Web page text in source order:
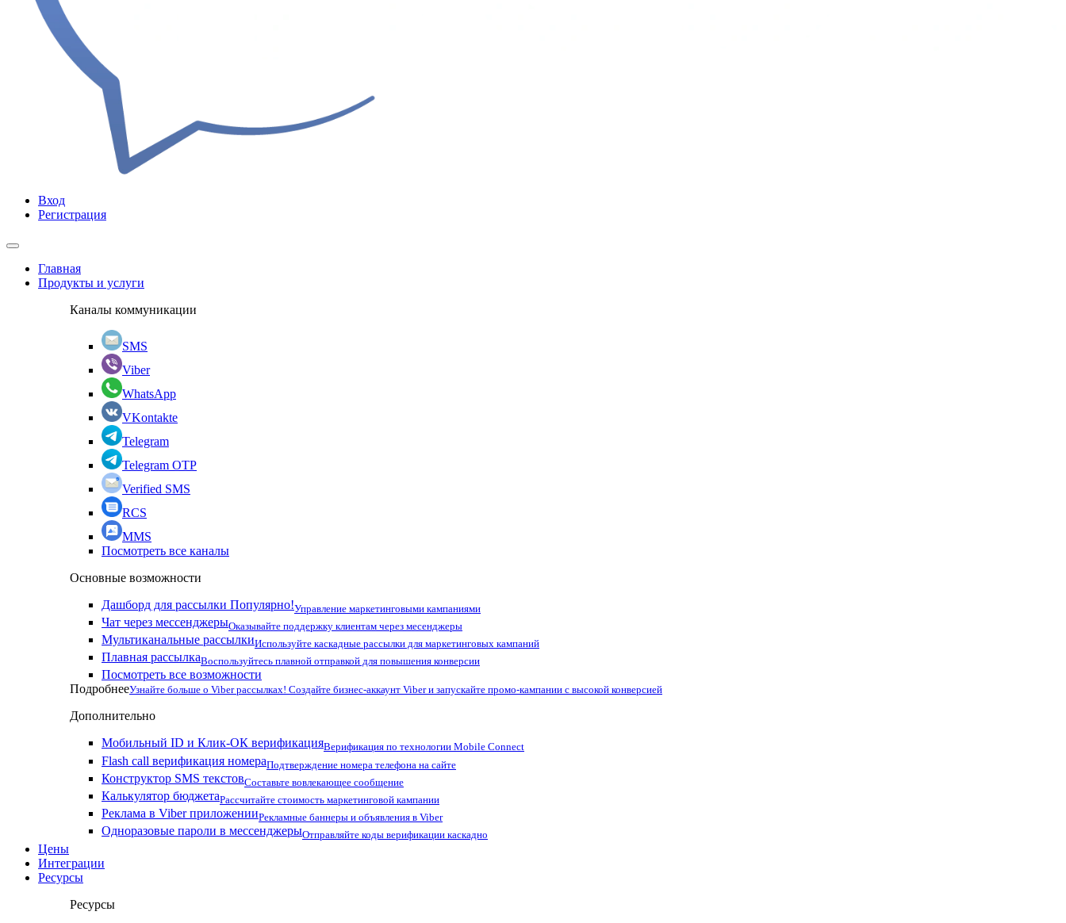
Вход
Регистрация
Главная
Продукты и услуги
Каналы коммуникации
SMS
Viber
WhatsApp
VKontakte
Telegram
Telegram OTP
Verified SMS
RCS
MMS
Посмотреть все каналы
Основные возможности
Дашборд для рассылки Популярно!Управление маркетинговыми кампаниями
Чат через мессенджерыОказывайте поддержку клиентам через месенджеры
Мультиканальные рассылкиИспользуйте каскадные рассылки для маркетинговых кампаний
Плавная рассылкаВоспользуйтесь плавной отправкой для повышения конверсии
Посмотреть все возможности
ПодробнееУзнайте больше о Viber рассылках! Создайте бизнес-аккаунт Viber и запускайте промо-кампании с высокой конверсией
Дополнительно
Мобильный ID и Клик-ОК верификацияВерификация по технологии Mobile Connect
Flash call верификация номераПодтверждение номера телефона на сайте
Конструктор SMS текстовСоставьте вовлекающее сообщение
Калькулятор бюджетаРассчитайте стоимость маркетинговой кампании
Реклама в Viber приложенииРекламные баннеры и объявления в Viber
Одноразовые пароли в мессенджерыОтправляйте коды верификации каскадно
Цены
Интеграции
Ресурсы
Ресурсы